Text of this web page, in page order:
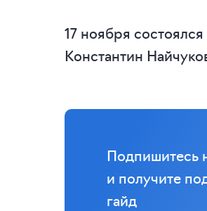
17 ноября
Константин
Подпишитесь
и получите
гайд